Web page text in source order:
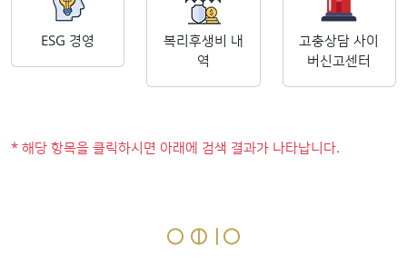
ESG 경영
복리후생비 내
역
고충상담 사이
버신고센터
* 해당 항목을 클릭하시면 아래에 검색 결과가 나타납니다.